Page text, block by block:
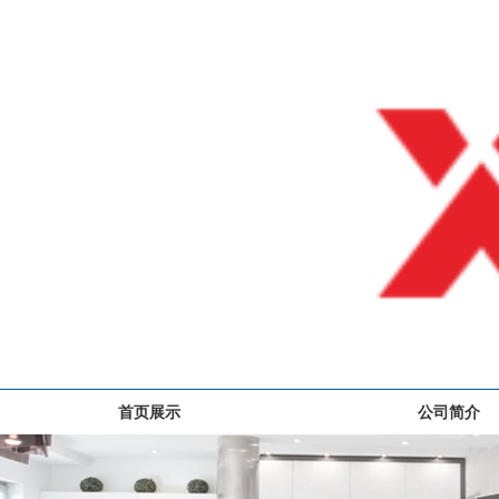
首页展示 公司简介